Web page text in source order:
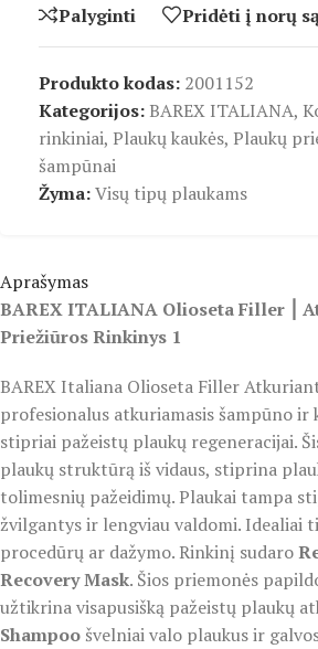
Palyginti Pridėti į norų
Produkto kodas: 2001152
Kategorijos: BAREX ITALIANA,
rinkiniai, Plaukų kaukės, Plaukų
šampūnai
Žyma:Visų tipų plaukams
Aprašymas
BAREX ITALIANA Olioseta Filler ⎮
Priežiūros Rinkinys 1
BAREX Italiana Olioseta Filler
profesionalus atkuriamasis šampūno ir
stipriai pažeistų plaukų regeneracijai.
plaukų struktūrą iš vidaus, stiprina
tolimesnių pažeidimų. Plaukai tampa
žvilgantys ir lengviau valdomi. Idealiai
procedūrų ar dažymo. Rinkinį sudaro
Recovery Mask. Šios priemonės
užtikrina visapusišką pažeistų plaukų
Shampoošvelniai valo plaukus ir